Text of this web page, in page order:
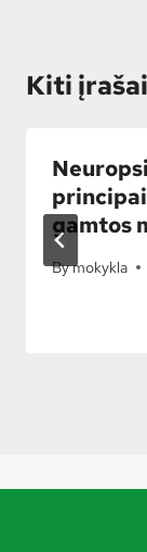
Kiti įrašai
gamtos
Bymokykla